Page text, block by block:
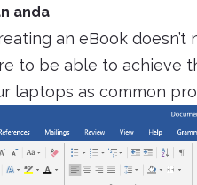
anda
an eBook
to be able to achieve
laptops as common